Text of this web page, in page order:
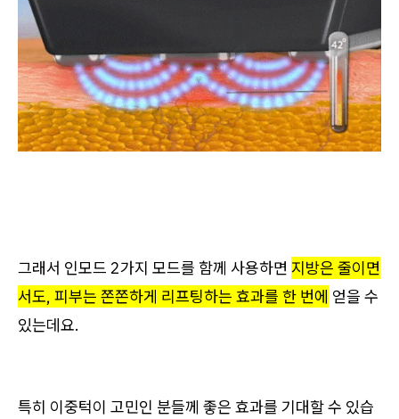
그래서 인모드 2가지 모드를 함께 사용하면 지방은 줄이면
서도, 피부는 쫀쫀하게 리프팅하는 효과를 한 번에 얻을 수
있는데요.
특히 이중턱이 고민인 분들께 좋은 효과를 기대할 수 있습